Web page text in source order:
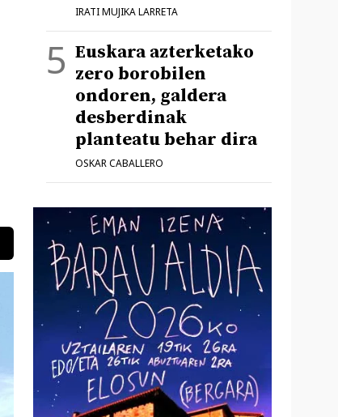
IRATI MUJIKA LARRETA
Euskara azterketako
zero borobilen
ondoren, galdera
desberdinak
planteatu behar dira
OSKAR CABALLERO